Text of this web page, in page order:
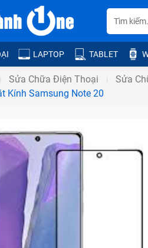
LAPTOP TABLET
Sửa Chữa Điện Thoại Sửa
Kính Samsung Note 20